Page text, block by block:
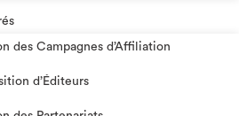
des Campagnes d’Affiliation​
d’Éditeurs